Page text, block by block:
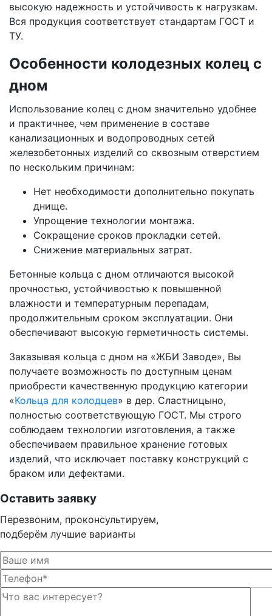
высокую надежность и устойчивость к нагрузкам.
Вся продукция соответствует стандартам ГОСТ и
ТУ.
Особенности колодезных колец с
дном
Использование колец с дном значительно удобнее
и практичнее, чем применение в составе
канализационных и водопроводных сетей
железобетонных изделий со сквозным отверстием
по нескольким причинам:
Нет необходимости дополнительно покупать
днище.
Упрощение технологии монтажа.
Сокращение сроков прокладки сетей.
Снижение материальных затрат.
Бетонные кольца с дном отличаются высокой
прочностью, устойчивостью к повышенной
влажности и температурным перепадам,
продолжительным сроком эксплуатации. Они
обеспечивают высокую герметичность системы.
Заказывая кольца с дном на «ЖБИ Заводе», Вы
получаете возможность по доступным ценам
приобрести качественную продукцию категории
«Кольца для колодцев» в дер. Сластницыно,
полностью соответствующую ГОСТ. Мы строго
соблюдаем технологии изготовления, а также
обеспечиваем правильное хранение готовых
изделий, что исключает поставку конструкций с
браком или дефектами.
Оставить заявку
Перезвоним, проконсультируем,
подберём лучшие варианты